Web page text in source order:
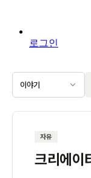
로그인
이야기
자유
크리에